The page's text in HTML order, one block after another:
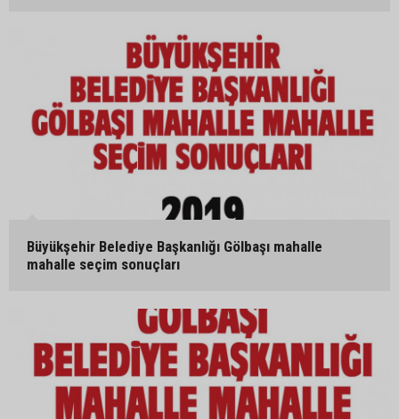
Büyükşehir Belediye Başkanlığı Gölbaşı mahalle
mahalle seçim sonuçları